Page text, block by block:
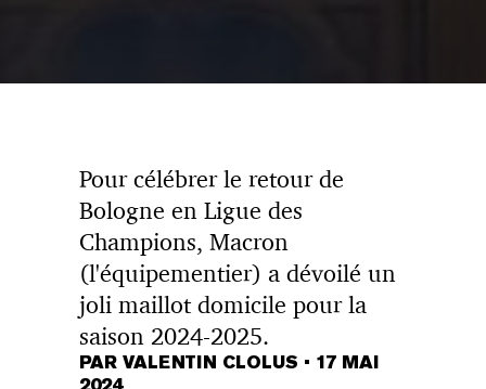
Pour célébrer le retour de
Bologne en Ligue des
Champions, Macron
(l'équipementier) a dévoilé un
joli maillot domicile pour la
saison 2024-2025.
PAR VALENTIN CLOLUS • 17 MAI